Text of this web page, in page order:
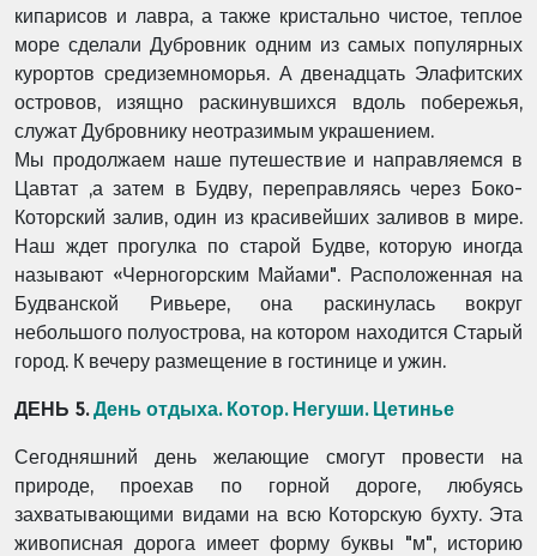
кипарисов и лавра, а также кристально чистое, теплое
море сделали Дубровник одним из самых популярных
курортов средиземноморья. А двенадцать Элафитских
островов, изящно раскинувшихся вдоль побережья,
служат Дубровнику неотразимым украшением.
Мы продолжаем наше путешествие и направляемся в
Цавтат ,а затем в Будву, переправляясь через Боко-
Которский залив, один из красивейших заливов в мире.
Наш ждет прогулка по старой Будве, которую иногда
называют «Черногорским Майами". Расположенная на
Будванской Ривьере, она раскинулась вокруг
небольшого полуострова, на котором находится Старый
город. К вечеру размещение в гостинице и ужин.
ДЕНЬ 5.День отдыха. Котор. Негуши. Цетинье
Сегодняшний день желающие смогут провести на
природе, проехав по горной дороге, любуясь
захватывающими видами на всю Которскую бухту. Эта
живописная дорога имеет форму буквы "м", историю